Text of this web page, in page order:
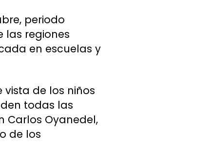
periodo
las regiones
en escuelas y
de los niños
todas las
Carlos Oyanedel,
de los